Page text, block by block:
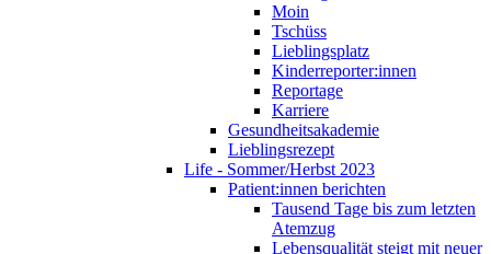
Moin
Tschüss
Lieblingsplatz
Kinderreporter:innen
Reportage
Karriere
Gesundheitsakademie
Lieblingsrezept
Life - Sommer/Herbst 2023
Patient:innen berichten
Tausend Tage bis zum letzten
Atemzug
Lebensqualität steigt mit neuer